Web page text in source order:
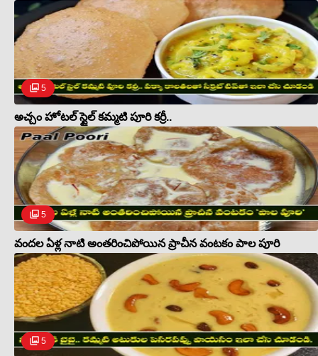
5
అచ్చం హోటల్ స్టైల్ కమ్మటి పూరి కర్రీ..
5
వందల ఏళ్ల నాటి అంతరించిపోయిన ప్రాచీన వంటకం పాల పూరి
5